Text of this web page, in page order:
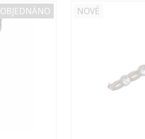
OBJEDNÁNO NOVÉ